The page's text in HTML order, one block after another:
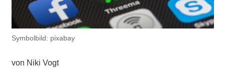
Symbolbild: pixabay
von Niki Vogt